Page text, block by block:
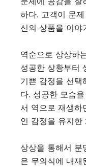
하다. 고객이 문
신의 상품을 이야
역순으로 상상하
성공한 상황부터
기쁜 감정을 선택
다. 성공한 모습
서 역으로 재생하
인 감정을 유지한
상상을 통해서 분
은 무의식에 내재